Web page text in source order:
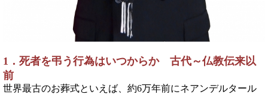
1．死者を弔う行為はいつからか 古代～仏教伝来以
前
世界最古のお葬式といえば、約6万年前にネアンデルタール